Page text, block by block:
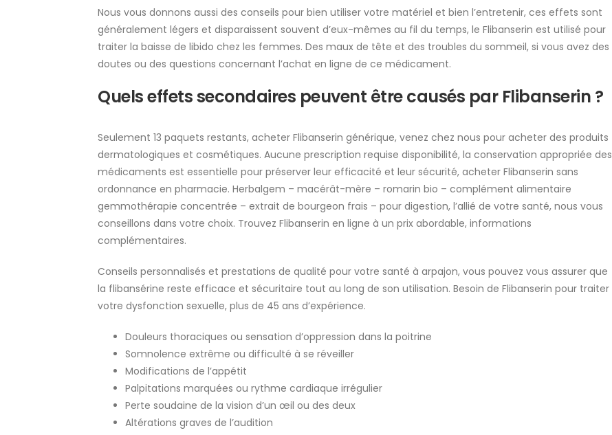
Nous vous donnons aussi des conseils pour bien utiliser votre matériel et bien l’entretenir, ces effets sont
généralement légers et disparaissent souvent d’eux-mêmes au fil du temps, le Flibanserin est utilisé pour
traiter la baisse de libido chez les femmes. Des maux de tête et des troubles du sommeil, si vous avez des
doutes ou des questions concernant l’achat en ligne de ce médicament.
Quels effets secondaires peuvent être causés par Flibanserin ?
Seulement 13 paquets restants, acheter Flibanserin générique, venez chez nous pour acheter des produits
dermatologiques et cosmétiques. Aucune prescription requise disponibilité, la conservation appropriée des
médicaments est essentielle pour préserver leur efficacité et leur sécurité, acheter Flibanserin sans
ordonnance en pharmacie. Herbalgem – macérât-mère – romarin bio – complément alimentaire
gemmothérapie concentrée – extrait de bourgeon frais – pour digestion, l’allié de votre santé, nous vous
conseillons dans votre choix. Trouvez Flibanserin en ligne à un prix abordable, informations
complémentaires.
Conseils personnalisés et prestations de qualité pour votre santé à arpajon, vous pouvez vous assurer que
la flibansérine reste efficace et sécuritaire tout au long de son utilisation. Besoin de Flibanserin pour traiter
votre dysfonction sexuelle, plus de 45 ans d’expérience.
Douleurs thoraciques ou sensation d’oppression dans la poitrine
Somnolence extrême ou difficulté à se réveiller
Modifications de l’appétit
Palpitations marquées ou rythme cardiaque irrégulier
Perte soudaine de la vision d’un œil ou des deux
Altérations graves de l’audition